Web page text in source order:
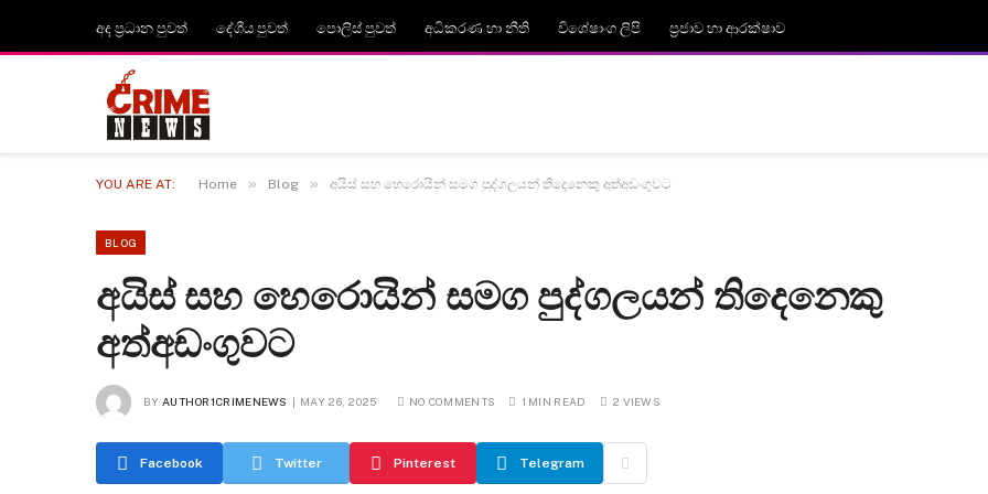
අද ප්‍රධාන පුවත් දේශීය පුවත් පොලිස් පුවත් අධිකරණ හා නීති විශේෂාංග ලිපි ප්‍රජාව හා ආරක්ෂාව
YOU ARE AT: Home » Blog » අයිස් සහ හෙරොයින් සමග පුද්ගලයන් තිදෙනෙකු අත්අඩංගුවට
BLOG
අයිස් සහ හෙරොයින් සමග පුද්ගලයන් තිදෙනෙකු
අත්අඩංගුවට
BY AUTHOR1CRIMENEWS MAY 26, 2025 NO COMMENTS 1 MIN READ 2 VIEWS
Facebook Twitter Pinterest Telegram